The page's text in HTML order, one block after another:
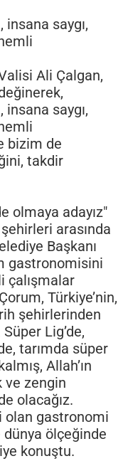
insana saygı,
Ali Çalgan,
insana saygı,
bizim de
takdir
olmaya adayız"
arasında
Başkanı
gastronomisini
çalışmalar
Türkiye’nin,
şehirlerinden
Lig’de,
tarımda süper
Allah’ın
ve zengin
olacağız.
olan gastronomi
ölçeğinde
konuştu.